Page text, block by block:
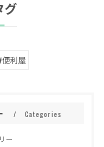
グ
便利屋
Categories
ー